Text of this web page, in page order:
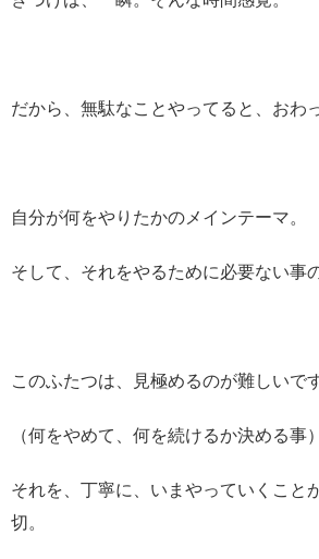
だから、無駄なことやってると、おわ
自分が何をやりたかのメインテーマ。
そして、それをやるために必要ない事
このふたつは、見極めるのが難しいで
（何をやめて、何を続けるか決める事）
それを、丁寧に、いまやっていくこと
切。